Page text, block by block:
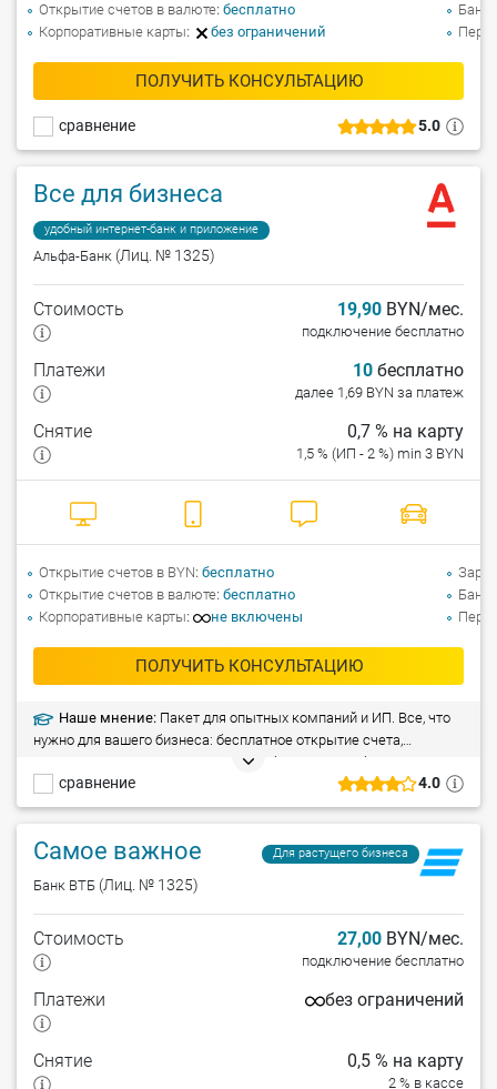
5.0
сравнение
ПОЛУЧИТЬ КОНСУЛЬТАЦИЮ
Открытие счетов в валюте бесплатно
Корпоративные карты
без ограничений
Все для бизнеса
удобный интернет-банк и приложение
Альфа-Банк (Лиц. № 1325)
4.0
сравнение
Стоимость 19,90 BYN/мес.
подключение бесплатно
Платежи 10 бесплатно
далее 1,69 BYN за платеж
Снятие 0,7 % на карту
1,5 % (ИП - 2 %) min 3 BYN
ПОЛУЧИТЬ КОНСУЛЬТАЦИЮ
Открытие счетов в BYN бесплатно
Открытие счетов в валюте бесплатно
Корпоративные карты
не включены
Наше мнение: Пакет для опытных компаний и ИП. Все, что
нужно для вашего бизнеса: бесплатное открытие счета,
корпоративные карты Visa, B2B-сообщество «Клуб Клиентов»,
сдача выручки в устройствах самоинкассации 24/7, быстрый
овердрафт, высокий уровень безопасности и многое другое.
Самое важное Для растущего бизнеса
Банк ВТБ (Лиц. № 1325)
Стоимость 27,00 BYN/мес.
подключение бесплатно
Платежи без ограничений
Снятие 0,5 % на карту
2 % в кассе